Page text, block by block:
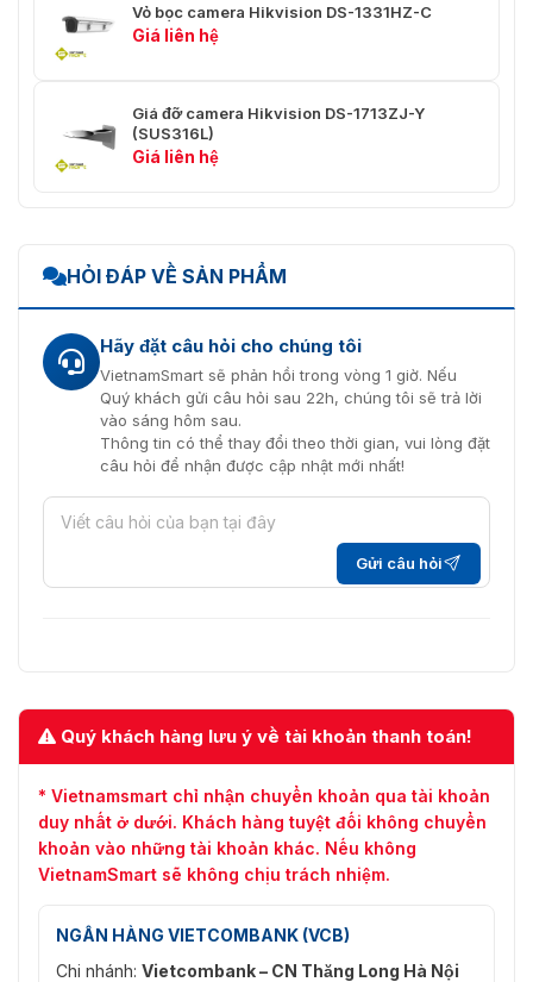
Vỏ bọc camera Hikvision DS-1331HZ-C
Giá liên hệ
Giá đỡ camera Hikvision DS-1713ZJ-Y
(SUS316L)
Giá liên hệ
HỎI ĐÁP VỀ SẢN PHẨM
Hãy đặt câu hỏi cho chúng tôi
VietnamSmart sẽ phản hồi trong vòng 1 giờ. Nếu
Quý khách gửi câu hỏi sau 22h, chúng tôi sẽ trả lời
vào sáng hôm sau.
Thông tin có thể thay đổi theo thời gian, vui lòng đặt
câu hỏi để nhận được cập nhật mới nhất!
Gửi câu hỏi
Quý khách hàng lưu ý về tài khoản thanh toán!
* Vietnamsmart chỉ nhận chuyển khoản qua tài khoản
duy nhất ở dưới. Khách hàng tuyệt đối không chuyển
khoản vào những tài khoản khác. Nếu không
VietnamSmart sẽ không chịu trách nhiệm.
NGÂN HÀNG VIETCOMBANK (VCB)
Chi nhánh: Vietcombank – CN Thăng Long Hà Nội